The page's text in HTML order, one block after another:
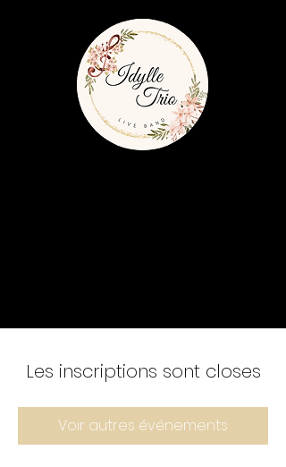
Les inscriptions sont closes
Voir autres événements